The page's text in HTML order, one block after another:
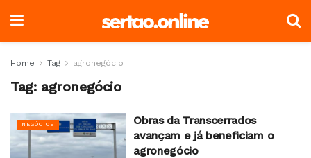
Home Tag agronegócio
Tag: agronegócio
NEGÓCIOS
Obras da Transcerrados
avançam e já beneficiam o
agronegócio